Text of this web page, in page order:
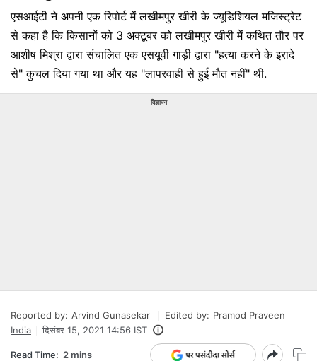
एसआईटी ने अपनी एक रिपोर्ट में लखीमपुर खीरी के ज्यूडिशियल मजिस्ट्रेट
से कहा है कि किसानों को 3 अक्टूबर को लखीमपुर खीरी में कथित तौर पर
आशीष मिश्रा द्वारा संचालित एक एसयूवी गाड़ी द्वारा "हत्या करने के इरादे
से" कुचल दिया गया था और यह "लापरवाही से हुई मौत नहीं" थी.
विज्ञापन
Reported by: Arvind Gunasekar Edited by: Pramod Praveen
India
दिसंबर 15, 2021 14:56 IST
Read Time: 2 mins